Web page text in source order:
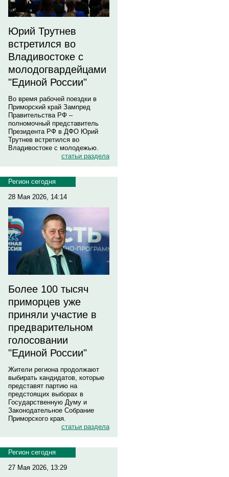
Юрий Трутнев
встретился во
Владивостоке с
молодогвардейцами
"Единой России"
Во время рабочей поездки в
Приморский край Зампред
Правительства РФ –
полномочный представитель
Президента РФ в ДФО Юрий
Трутнев встретился во
Владивостоке с молодежью.
статьи раздела
Регион сегодня
28 Мая 2026, 14:14
Более 100 тысяч
приморцев уже
приняли участие в
предварительном
голосовании
"Единой России"
Жители региона продолжают
выбирать кандидатов, которые
представят партию на
предстоящих выборах в
Государственную Думу и
Законодательное Собрание
Приморского края.
статьи раздела
Регион сегодня
27 Мая 2026, 13:29